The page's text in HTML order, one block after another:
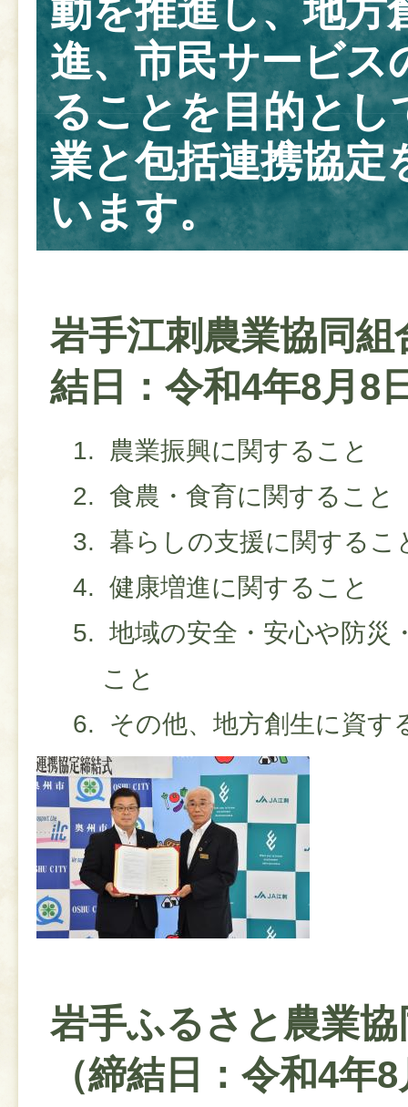
動を推進し、地方
進、市民サービス
ることを目的とし
業と包括連携協定
います。
岩手江刺農業協同組
結日：令和4年8月8
農業振興に関すること
食農・食育に関すること
暮らしの支援に関するこ
健康増進に関すること
地域の安全・安心や防災
こと
その他、地方創生に資す
岩手ふるさと農業協
（締結日：令和4年